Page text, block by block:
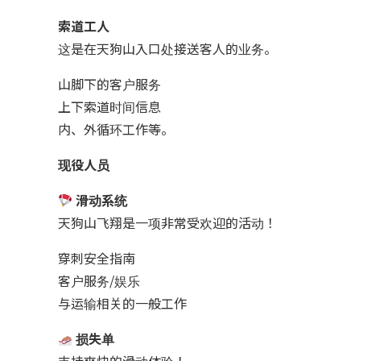
索道工人
这是在天狗山入口处接送客人的业务。
山脚下的客户服务
上下索道时间信息
内、外循环工作等。
现役人员
滑动系统
天狗山飞翔是一项非常受欢迎的活动！
穿刺安全指南
客户服务/娱乐
与运输相关的一般工作
损失单